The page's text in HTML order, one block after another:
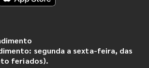
segunda a sexta-feira, das
feriados).